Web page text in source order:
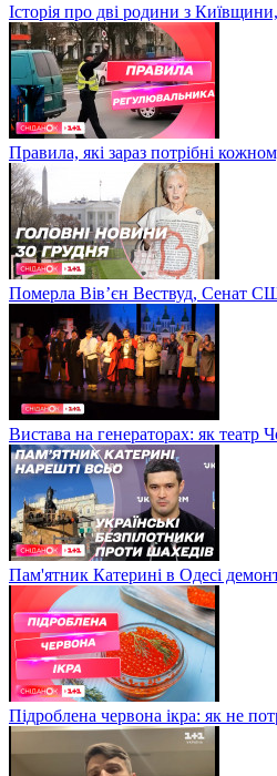
Історія про дві родини з
Правила, які зараз потрібні
Померла Вівʼєн Вествуд, Сенат
Вистава на генераторах: як театр
Пам'ятник Катерині в Одесі
Підроблена червона ікра: як не